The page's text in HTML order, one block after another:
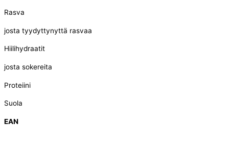
Rasva
josta tyydyttynyttä rasvaa
Hiilihydraatit
josta sokereita
Proteiini
Suola
EAN